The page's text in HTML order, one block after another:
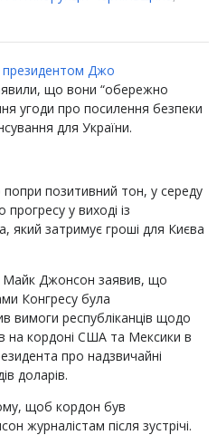
президентом Джо
що вони “обережно
угоди про посилення безпеки
для України.
позитивний тон, у середу
у виході із
який затримує гроші для Києва
Майк Джонсон заявив, що
Конгресу була
вимоги республіканців щодо
на кордоні США та Мексики в
про надзвичайні
доларів.
щоб кордон був
журналістам після зустрічі.